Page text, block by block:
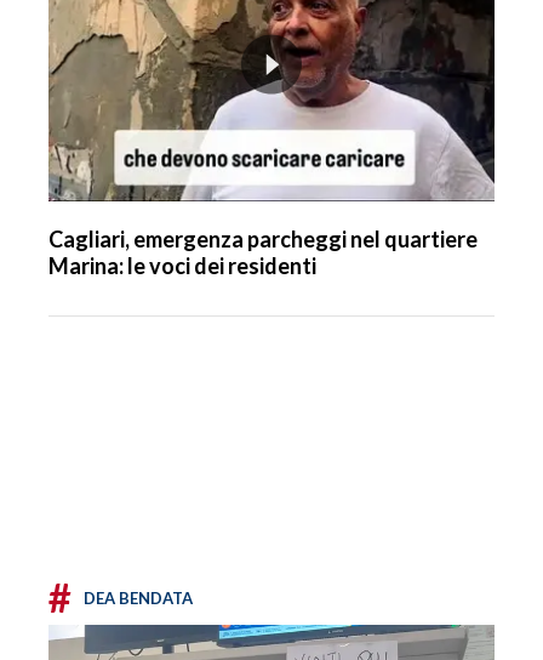
Cagliari, emergenza parcheggi nel quartiere
Marina: le voci dei residenti
# DEA BENDATA